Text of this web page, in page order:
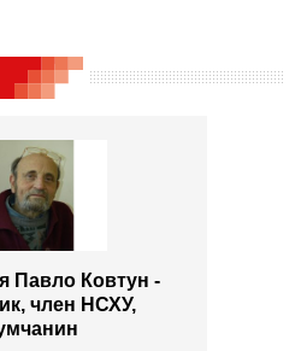
Павло Ковтун -
член НСХУ,